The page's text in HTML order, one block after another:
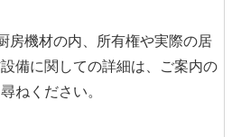
房機材の内、所有権や実際の居
備に関しての詳細は、ご案内の
ねください。